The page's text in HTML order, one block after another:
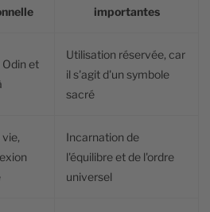
importantes
Odin et
Utilisation réservée, car
il s'agit d'un symbole
sacré
vie,
Incarnation de
l'équilibre et de l'ordre
universel